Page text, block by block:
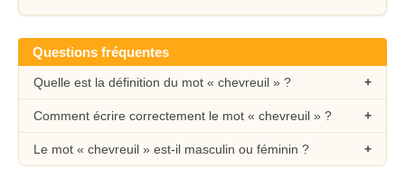
Questions fréquentes
Quelle est la définition du mot « chevreuil » ?
Comment écrire correctement le mot « chevreuil » ?
Le mot « chevreuil » est-il masculin ou féminin ?